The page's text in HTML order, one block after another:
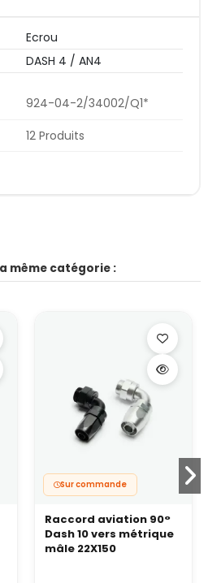
Ecrou
DASH 4 / AN4
924-04-2/34002/Q1*
12 Produits
même catégorie :
Sur commande
Raccord aviation 90°
Dash 10 vers métrique
mâle 22X150